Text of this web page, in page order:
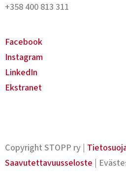
+358 400 813 311
Facebook
Instagram
LinkedIn
Ekstranet
Copyright STOPP ry |
Saavutettavuusseloste |